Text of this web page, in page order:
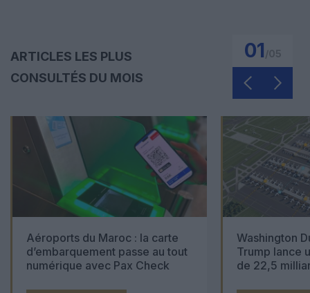
ARTICLES LES PLUS
CONSULTÉS DU MOIS
01
Aéroports du Maroc : la carte
d’embarquement passe au tout
numérique avec Pax Check
Washington
Trump lance
de 22,5